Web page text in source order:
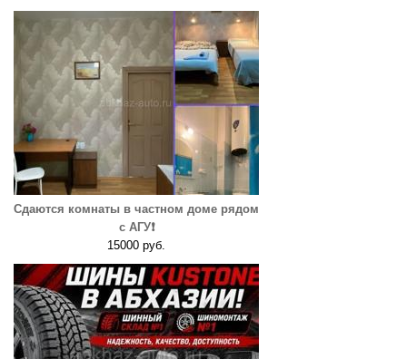
Сдаются комнаты в частном доме рядом
с АГУ❗️
15000 руб.